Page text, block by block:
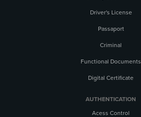
Driver's License
Passaport
Criminal
Functional Documents
Digital Certificate
AUTHENTICATION
Acess Control